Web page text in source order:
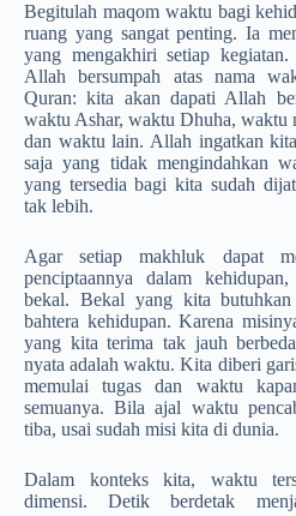
Begitulah maqom waktu bagi
ruang yang sangat penting. Ia
yang mengakhiri setiap
Allah bersumpah atas nama
Quran: kita akan dapati Allah
waktu Ashar, waktu Dhuha, waktu
dan waktu lain. Allah ingatkan
saja yang tidak mengindahkan
yang tersedia bagi kita sudah
tak lebih.
Agar setiap makhluk dapat
penciptaannya dalam
bekal. Bekal yang kita butuhkan
bahtera kehidupan. Karena
yang kita terima tak jauh
nyata adalah waktu. Kita diberi
memulai tugas dan waktu
semuanya. Bila ajal waktu
tiba, usai sudah misi kita di dunia.
Dalam konteks kita, waktu
dimensi. Detik berdetak